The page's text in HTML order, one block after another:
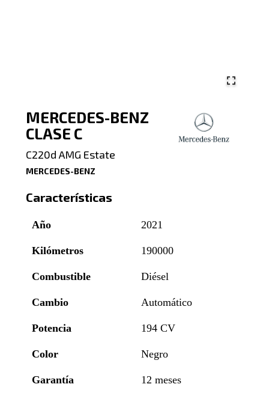
MERCEDES-BENZ
CLASE C
C220d AMG Estate
MERCEDES-BENZ
Características
Año 2021
Kilómetros 190000
Combustible Diésel
Cambio Automático
Potencia 194 CV
Color Negro
Garantía 12 meses